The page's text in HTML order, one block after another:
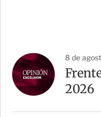
8 de
2026